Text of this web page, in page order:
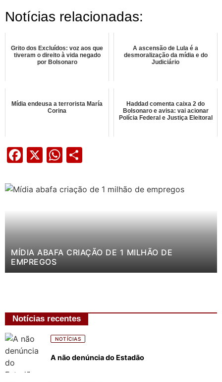
Notícias relacionadas:
Grito dos Excluídos: voz aos que
tiveram o direito à vida negado
por Bolsonaro
A ascensão de Lula é a
desmoralização da mídia e do
Judiciário
Mídia endeusa a terrorista María
Corina
Haddad comenta caixa 2 do
Bolsonaro e avisa: vai acionar
Polícia Federal e Justiça Eleitoral
Facebook
X WhatsApp
MÍDIA ABAFA CRIAÇÃO DE 1 MILHÃO DE
EMPREGOS
Notícias recentes
NOTÍCIAS
A não denúncia do Estadão